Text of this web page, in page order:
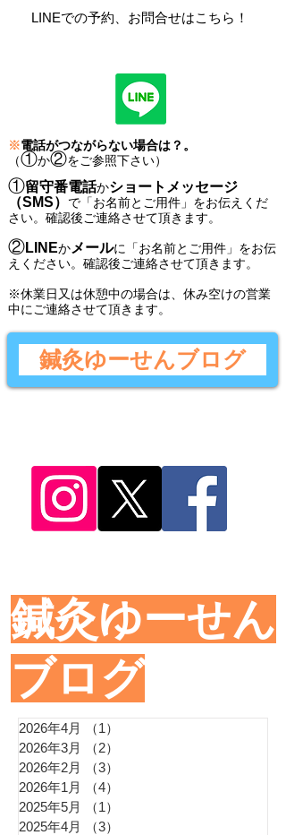
LINEでの予約、お問合せはこちら ！
※電話がつながらない場合は？。
（①か②をご参照下さい）
①留守番電話かショートメッセージ
（SMS） で 「お名前とご用件 」 をお伝えくだ
さい。 確認後ご連絡させて頂きます。
②LINEかメールに 「お名前とご用件 」 をお伝
えください。 確認後ご連絡させて頂きます。
​※休業日又は休憩中の場合は、休み空けの営業
中にご連絡させて頂きます。
鍼灸ゆーせんブログ
​鍼灸ゆーせん
ブログ
2026年4月 （1）
2026年3月
（2）
2026年2月
（3）
2026年1月
（4）
2025年5月
（1）
2025年4月
（3）